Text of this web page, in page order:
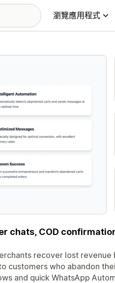
瀏覽應用程式
chats, COD
recover lost revenue
customers who abandon
and quick WhatsApp